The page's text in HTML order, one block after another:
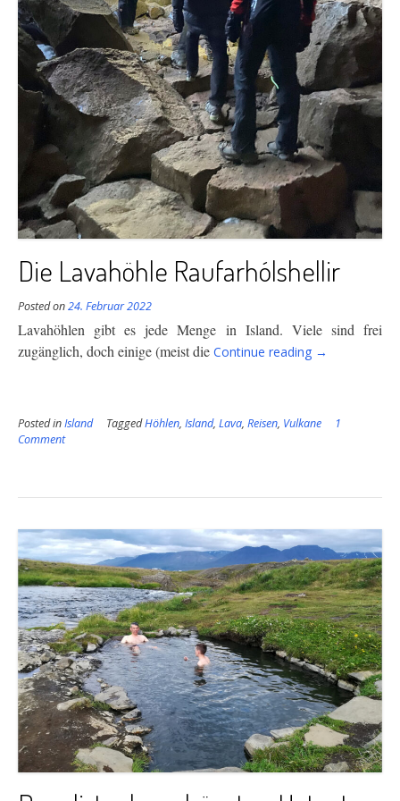
Die Lavahöhle Raufarhólshellir
Posted on24. Februar 2022
Lavahöhlen gibt es jede Menge in Island. Viele sind frei
zugänglich, doch einige(meist die Continue reading
“Die
→
Posted inIsland TaggedHöhlen, Island, Lava, Reisen, Vulkane
1
Comment